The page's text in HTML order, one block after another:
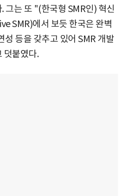
그는 또 "(한국형 SMR인) 혁신
SMR)에서 보듯 한국은 완벽
성 등을 갖추고 있어 SMR 개발
덧붙였다.